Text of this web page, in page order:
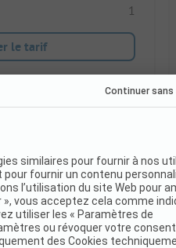
1
le tarif